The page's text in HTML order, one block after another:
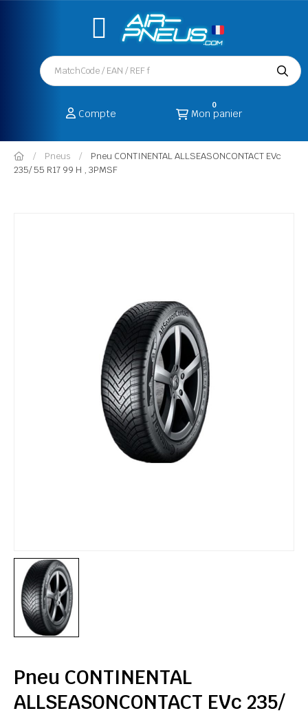
Compte Mon panier
0
Pneus
Pneu CONTINENTAL ALLSEASONCONTACT EVc
235/ 55 R17 99 H , 3PMSF
Pneu CONTINENTAL
ALLSEASONCONTACT EVc 235/